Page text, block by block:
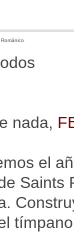
nada,
el
Saints